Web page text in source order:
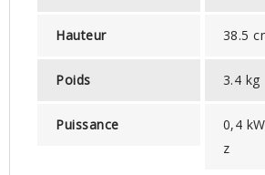
Hauteur 38.5
Poids 3.4 kg
Puissance
0,4
z